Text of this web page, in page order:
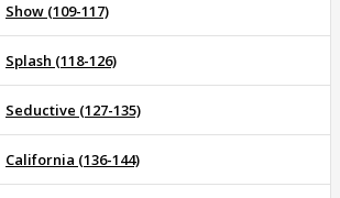
Show (109-117)
Splash (118-126)
Seductive (127-135)
California (136-144)